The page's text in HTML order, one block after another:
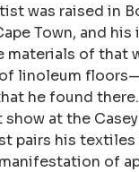
was raised in
Town, and his
materials of
linoleum
he found
at the Casey
pairs his
of